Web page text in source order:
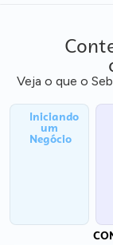
Veja o que o
Iniciando
um
Negócio